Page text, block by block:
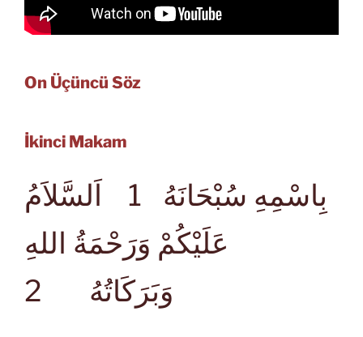
On Üçüncü Söz
İkinci Makam
بِاسْمِهِ سُبْحَانَهُ
1 اَلسَّلاَمُ
عَلَيْكُمْ وَرَحْمَةُ اللهِ
وَبَرَكَاتُهُ
2